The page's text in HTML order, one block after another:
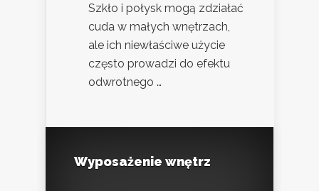
Szkło i połysk mogą zdziałać
cuda w małych wnętrzach,
ale ich niewłaściwe użycie
często prowadzi do efektu
odwrotnego …
Wyposażenie wnętrz